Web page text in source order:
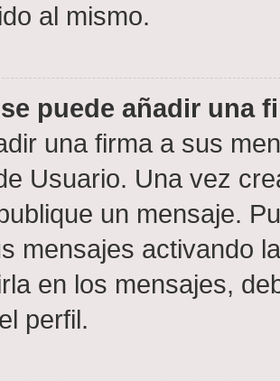
al mismo.
puede añadir una
una firma a sus
Usuario. Una vez
un mensaje.
mensajes activando
en los mensajes,
perfil.